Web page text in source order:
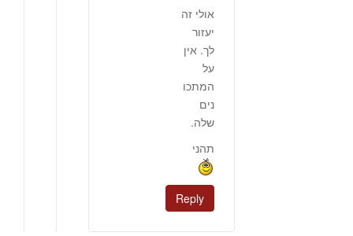
אולי זה
יעזור
לך. אין
על
המתכו
נים
שלה.
תהני
Reply